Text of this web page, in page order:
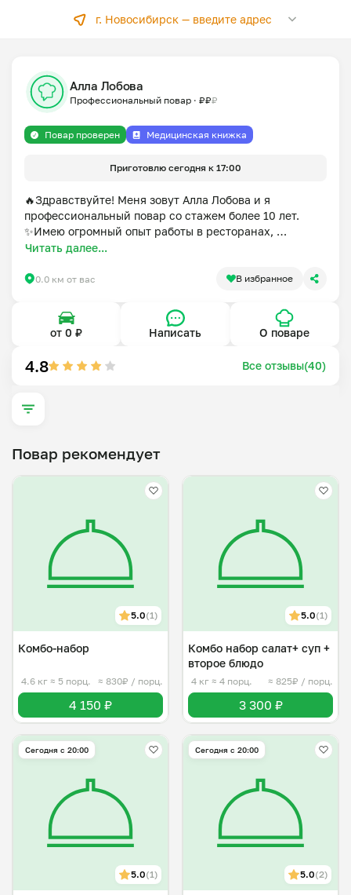
г. Новосибирск —введите адрес
Алла Лобова
Профессиональный повар · ₽₽₽
Повар проверен Медицинская книжка
Приготовлю сегодня к 17:00
🔥Здравствуйте! Меня зовут Алла Лобова и я
профессиональный повар со стажем более 10 лет.
✨Имею огромный опыт работы в ресторанах,
организовываю банкеты и фуршеты на любые виды
Готова приготовить ваши любимые блюда всех кухонь
🎉Также заменю ингредиенты в составе блюда по
вашему запросу, указывайте пожелания в
комментарии к заказу!
тратьте время на готовку, доверьте это мне!
Читать далее...
0.0 км от вас В избранное
от 0 ₽ Написать О поваре
4.8 Все отзывы(40)
Повар рекомендует
5.0(1)
Комбо-набор
4.6 кг ≈ 5 порц. ≈ 830₽ / порц.
4 150 ₽
5.0(1)
Комбо набор салат+ суп +
второе блюдо
4 кг ≈ 4 порц. ≈ 825₽ / порц.
3 300 ₽
Сегодня с 20:00
5.0(1)
Сегодня с 20:00
5.0(2)